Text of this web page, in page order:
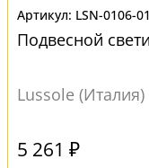
LSN-0106-01
Подвесной
Lussole (Италия)
5 261 ₽